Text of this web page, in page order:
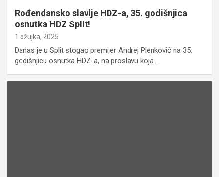
Rođendansko slavlje HDZ-a, 35. godišnjica
osnutka HDZ Split!
1 ožujka, 2025
Danas je u Split stogao premijer Andrej Plenković na 35.
godišnjicu osnutka HDZ-a, na proslavu koja…